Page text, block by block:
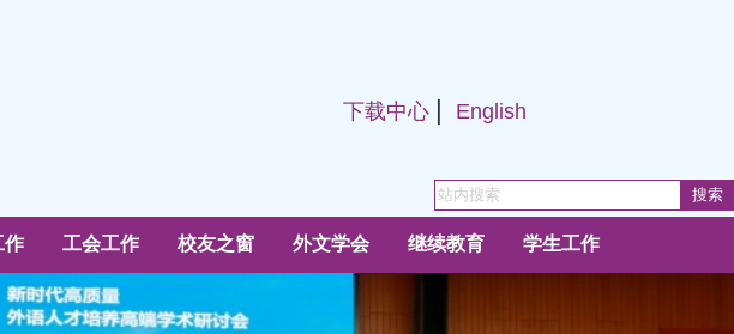
下载中心 | English
作 工会工作 校友之窗 外文学会 继续教育 学生工作